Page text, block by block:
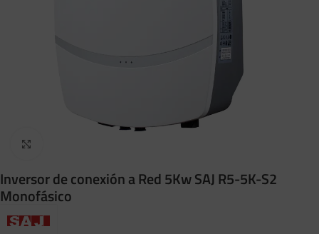
Inversor de conexión a Red 5Kw SAJ R5-5K-S2
Monofásico